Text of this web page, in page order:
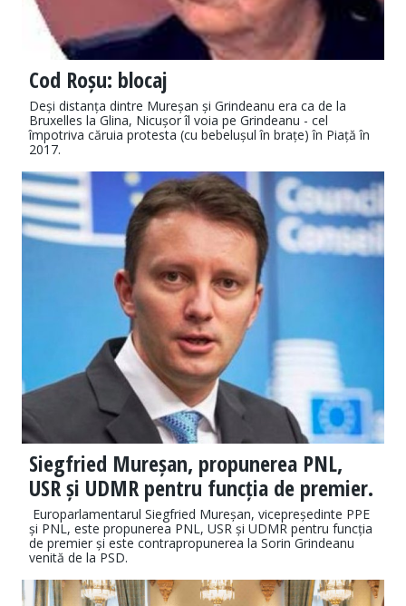
Cod Roșu: blocaj
Deși distanța dintre Mureșan și Grindeanu era ca de la
Bruxelles la Glina, Nicușor îl voia pe Grindeanu - cel
împotriva căruia protesta (cu bebelușul în brațe) în Piață în
2017.
Siegfried Mureșan, propunerea PNL,
USR și UDMR pentru funcția de premier.
Europarlamentarul Siegfried Mureșan, vicepreședinte PPE
și PNL, este propunerea PNL, USR și UDMR pentru funcția
de premier și este contrapropunerea la Sorin Grindeanu
venită de la PSD.